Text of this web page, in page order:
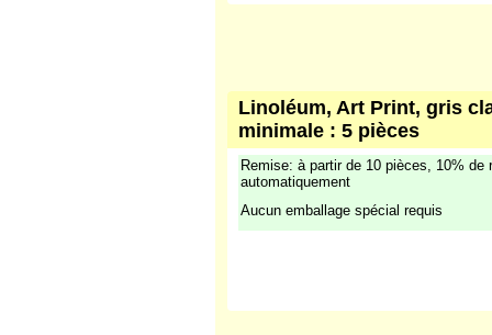
Linoléum, Art Print, gris
minimale : 5 pièces
Remise: à partir de 10 pièces, 10% de
automatiquement
Aucun emballage spécial requis